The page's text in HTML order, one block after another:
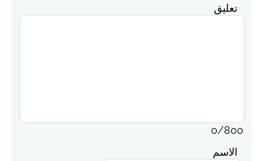
تعليق
0/800
الاسم